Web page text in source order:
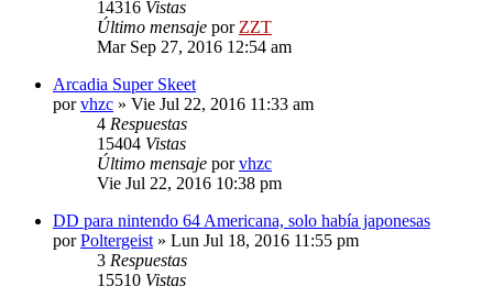
14316 Vistas
Último mensaje por ZZT
Mar Sep 27, 2016 12:54 am
Arcadia Super Skeet
porvhzc » Vie Jul 22, 2016 11:33 am
4 Respuestas
15404 Vistas
Último mensaje porvhzc
Vie Jul 22, 2016 10:38 pm
DD para nintendo 64 Americana, solo había japonesas
porPoltergeist » Lun Jul 18, 2016 11:55 pm
3 Respuestas
15510 Vistas